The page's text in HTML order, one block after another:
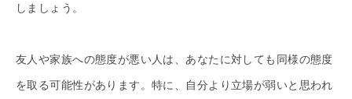
しましょう。
友人や家族への態度が悪い人は、あなたに対しても同様の態度
を取る可能性があります。特に、自分より立場が弱いと思われ